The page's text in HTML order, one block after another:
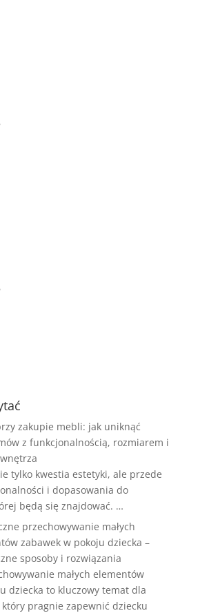
zakupie mebli: jak uniknąć
z funkcjonalnością, rozmiarem i
tylko kwestia estetyki, ale przede
i dopasowania do
będą się znajdować. …
przechowywanie małych
zabawek w pokoju dziecka –
sposoby i rozwiązania
małych elementów
dziecka to kluczowy temat dla
pragnie zapewnić dziecku